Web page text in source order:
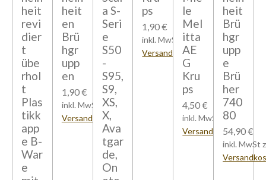
heit
revi
dier
t
übe
rhol
t
Plas
tikk
app
e B-
War
e
heit
en
Brü
hgr
upp
en
1,90 €
inkl. MwSt zzgl.
Versandkosten
a S-
Seri
e
S50
-
S95,
S9,
XS,
X,
Ava
tgar
de,
On
ps
1,90 €
inkl. MwSt zzgl.
Versandkosten
le
Mel
itta
AE
G
Kru
ps
4,50 €
inkl. MwSt zzgl.
Versandkosten
heit
Brü
hgr
upp
e
Brü
her
740
80
54,90 €
inkl. MwSt